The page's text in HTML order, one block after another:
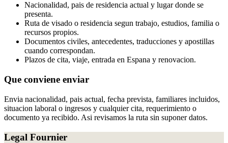
Nacionalidad, pais de residencia actual y lugar donde se
presenta.
Ruta de visado o residencia segun trabajo, estudios, familia o
recursos propios.
Documentos civiles, antecedentes, traducciones y apostillas
cuando correspondan.
Plazos de cita, viaje, entrada en Espana y renovacion.
Que conviene enviar
Envia nacionalidad, pais actual, fecha prevista, familiares incluidos,
situacion laboral o ingresos y cualquier cita, requerimiento o
documento ya recibido. Asi revisamos la ruta sin suponer datos.
Legal Fournier